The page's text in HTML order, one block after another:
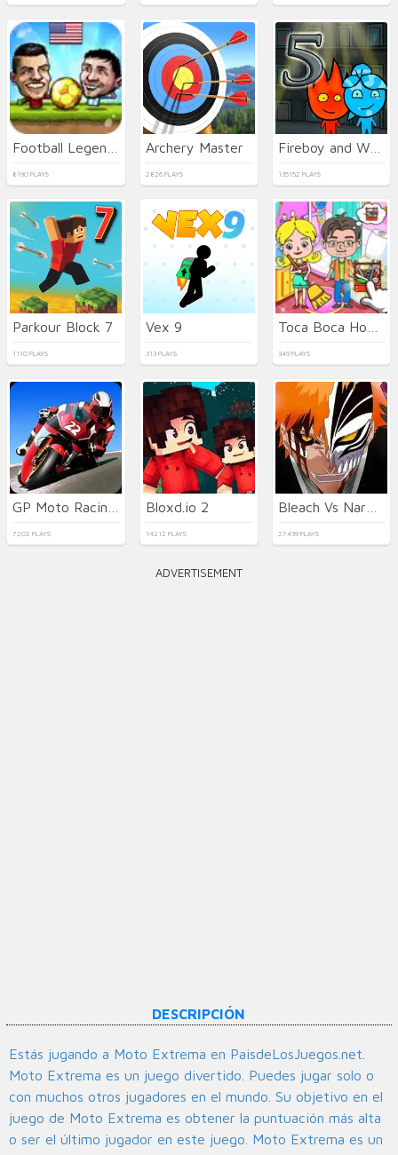
8190 PLAYS
Archery Master
2826 PLAYS
Fireboy and Watergirl 5 Elements
135152 PLAYS
Parkour Block 7
1110 PLAYS
Vex 9
313 PLAYS 349 PLAYS
7202 PLAYS
Bloxd.io 2
14212 PLAYS 27439 PLAYS
ADVERTISEMENT
DESCRIPCIÓN
Estás jugando a Moto Extrema en PaisdeLosJuegos.net.
Moto Extrema es un juego divertido. Puedes jugar solo o
con muchos otros jugadores en el mundo. Su objetivo en el
juego de Moto Extrema es obtener la puntuación más alta
o ser el último jugador en este juego. Moto Extrema es un